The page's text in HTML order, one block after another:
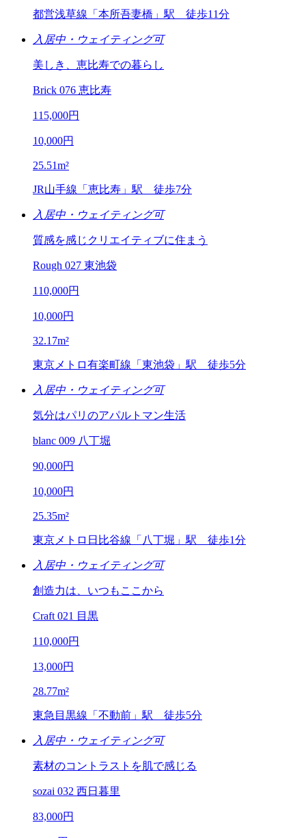
都営浅草線「本所吾妻橋」駅 徒歩11分
入居中・ウェイティング可
美しき、恵比寿での暮らし
Brick 076 恵比寿
115,000円
10,000円
25.51m²
JR山手線「恵比寿」駅 徒歩7分
入居中・ウェイティング可
質感を感じクリエイティブに住まう
Rough 027 東池袋
110,000円
10,000円
32.17m²
東京メトロ有楽町線「東池袋」駅 徒歩5分
入居中・ウェイティング可
気分はパリのアパルトマン生活
blanc 009 八丁堀
90,000円
10,000円
25.35m²
東京メトロ日比谷線「八丁堀」駅 徒歩1分
入居中・ウェイティング可
創造力は、いつもここから
Craft 021 目黒
110,000円
13,000円
28.77m²
東急目黒線「不動前」駅 徒歩5分
入居中・ウェイティング可
素材のコントラストを肌で感じる
sozai 032 西日暮里
83,000円